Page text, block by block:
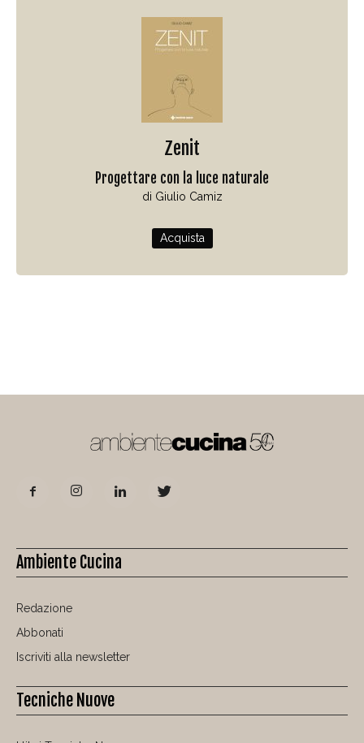
Zenit
Progettare con la luce naturale
di Giulio Camiz
Acquista
Ambiente Cucina
Redazione
Abbonati
Iscriviti alla newsletter
Tecniche Nuove